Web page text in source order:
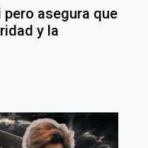
pero asegura que
y la